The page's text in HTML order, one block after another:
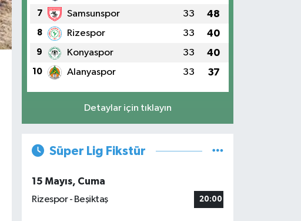
7 Samsunspor 33 48
8 Rizespor 33 40
9 Konyaspor 33 40
10 Alanyaspor 33 37
Detaylar için tıklayın
Süper Lig Fikstür
15 Mayıs, Cuma
Rizespor - Beşiktaş
20:00